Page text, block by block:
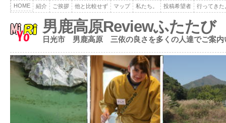
HOME 紹介 ご挨拶 他と比較せず マップ 私たち。 投稿希望者 行ってきた
男鹿高原Reviewふたたび
日光市 男鹿高原 三依の良さを多くの人達でご案